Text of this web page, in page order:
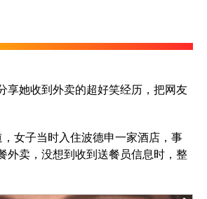
享她收到外卖的超好笑经历，把网友
，女子当时入住波德申一家酒店，事
外卖，没想到收到送餐员信息时，整